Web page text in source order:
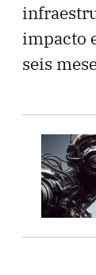
impacto
seis